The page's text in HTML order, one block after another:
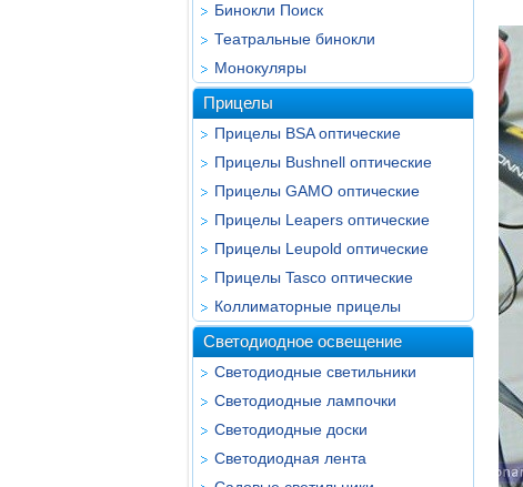
Бинокли Поиск
Театральные бинокли
Монокуляры
Прицелы
Прицелы BSA оптические
Прицелы Bushnell оптические
Прицелы GAMO оптические
Прицелы Leapers оптические
Прицелы Leupold оптические
Прицелы Tasco оптические
Коллиматорные прицелы
Светодиодное освещение
Светодиодные светильники
Светодиодные лампочки
Светодиодные доски
Светодиодная лента